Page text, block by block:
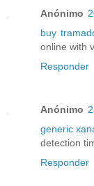
Anónimo
buy
online with
Responder
Anónimo
generic
detection
Responder